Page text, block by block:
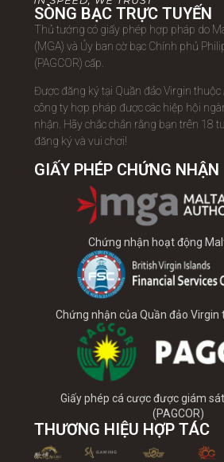
SÒNG BẠC TRỰC TUYẾN
Thủ tướng có giấy phép hợp pháp do
(MGA) và Ủy ban cờ bạc Chính phủ
(PAGCOR) cấp.
Được đăng ký tại Quần đảo Virgin thuộc
công ty hợp pháp được các hiệp hội
nhận. Hãy chắc chắn rằng bạn trên 18
đăng ký và vui chơi!
GIẤY PHÉP CHỨNG NHẬN
Chứng nhận hoạt động
Chứng nhận của Quần đảo Virgin
Giấy phép cá cược được giám
(PAGCOR)
THƯƠNG HIỆU HỢP TÁC